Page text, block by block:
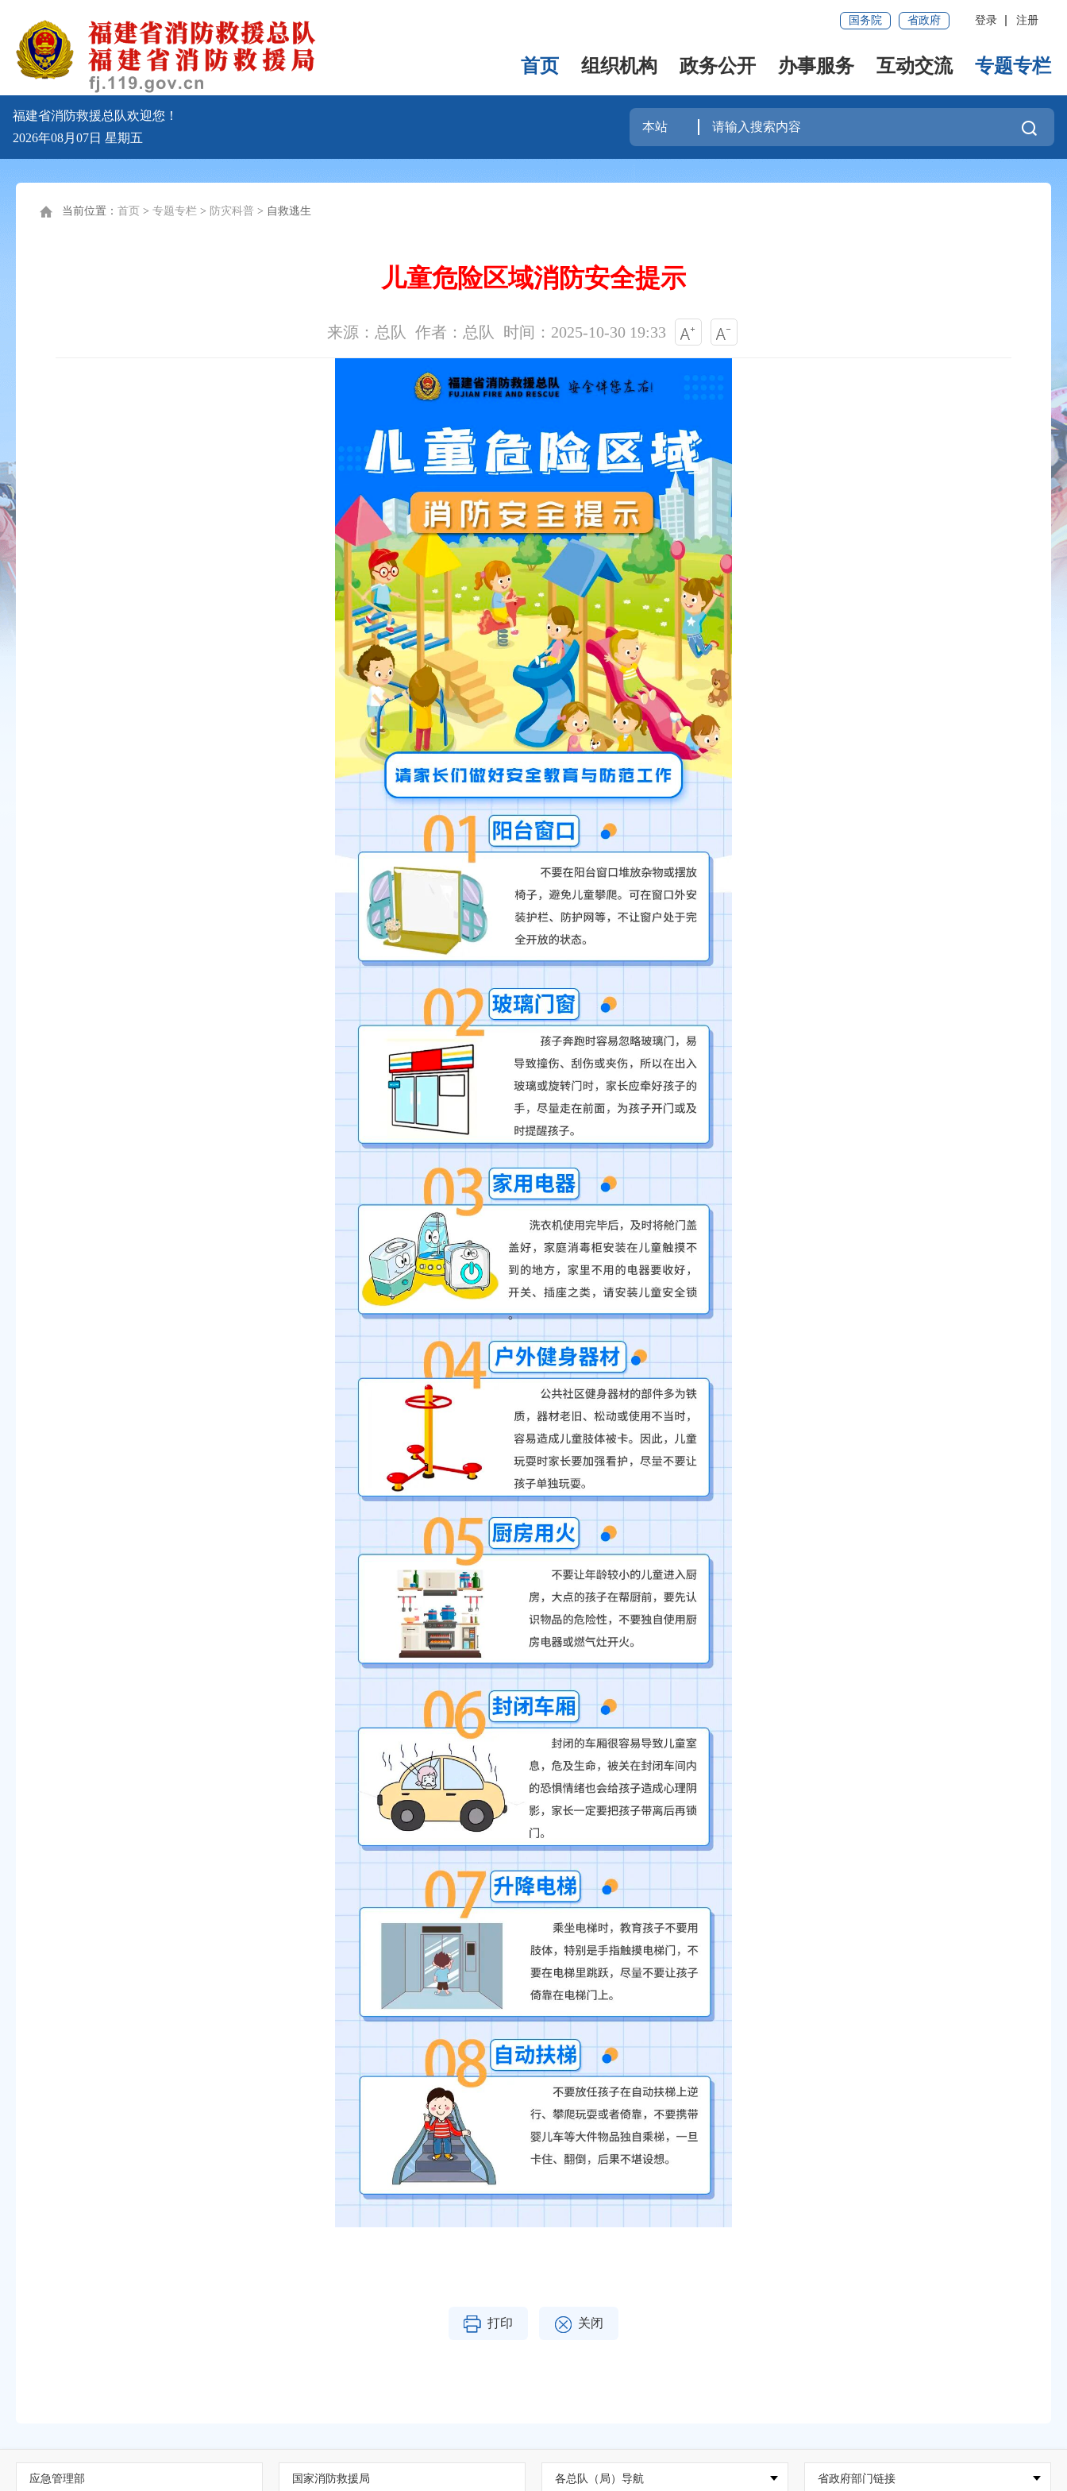
国务院 省政府 登录 注册
首页 组织机构 政务公开 办事服务 互动交流 专题专栏
福建省消防救援总队欢迎您！
2026年08月07日 星期五
当前位置： 首页 > 专题专栏 > 防灾科普 > 自救逃生
儿童危险区域消防安全提示
来源：总队 作者：总队 时间：2025-10-30 19:33
打印 关闭
应急管理部 国家消防救援局 各总队（局）导航 省政府部门链接